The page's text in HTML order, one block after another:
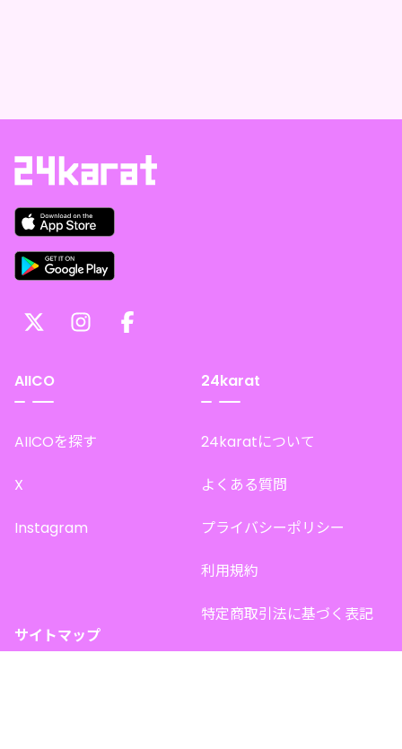
AIICO
AIICOを探す
X
Instagram
24karat
24karatについて
よくある質問
プライバシーポリシー
利用規約
特定商取引法に基づく表記
サイトマップ